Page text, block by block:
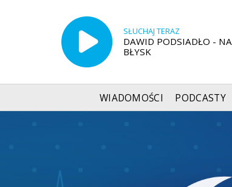
SŁUCHAJ TERAZ
DAWID PODSIADŁO - NA
BŁYSK
WIADOMOŚCI PODCASTY